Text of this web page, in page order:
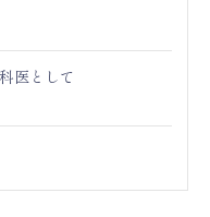
医として